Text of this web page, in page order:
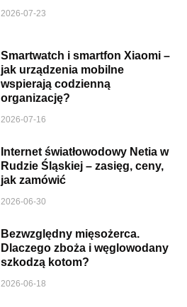
2026-07-23
Smartwatch i smartfon Xiaomi –
jak urządzenia mobilne
wspierają codzienną
organizację?
2026-07-16
Internet światłowodowy Netia w
Rudzie Śląskiej – zasięg, ceny,
jak zamówić
2026-06-30
Bezwzględny mięsożerca.
Dlaczego zboża i węglowodany
szkodzą kotom?
2026-06-18